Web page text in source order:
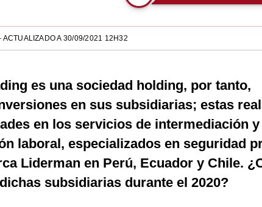
ACTUALIZADO A 30/09/2021 12H32
es una sociedad holding, por tanto,
en sus subsidiarias; estas
en los servicios de intermediación y
laboral, especializados en seguridad
Liderman en Perú, Ecuador y Chile.
subsidiarias durante el 2020?